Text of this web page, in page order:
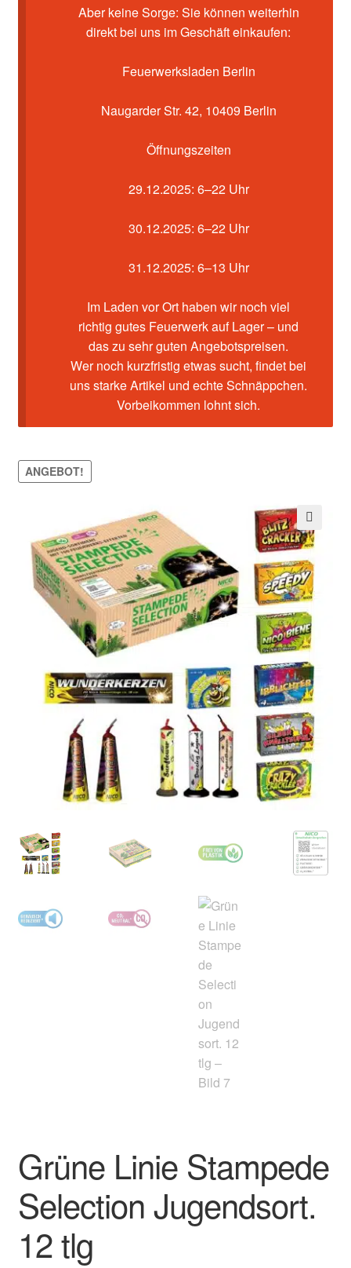
Aber keine Sorge: Sie können weiterhin
direkt bei uns im Geschäft einkaufen:
Feuerwerksladen Berlin
Naugarder Str. 42, 10409 Berlin
Öffnungszeiten
29.12.2025: 6–22 Uhr
30.12.2025: 6–22 Uhr
31.12.2025: 6–13 Uhr
Im Laden vor Ort haben wir noch viel
richtig gutes Feuerwerk auf Lager – und
das zu sehr guten Angebotspreisen.
Wer noch kurzfristig etwas sucht, findet bei
uns starke Artikel und echte Schnäppchen.
Vorbeikommen lohnt sich.
ANGEBOT!
🔍
Grüne Linie Stampede
Selection Jugendsort.
12 tlg